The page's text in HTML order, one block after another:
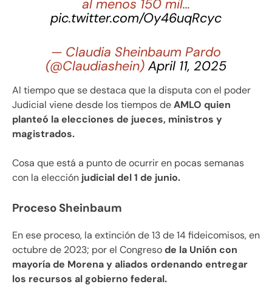
al menos 150 mil…
pic.twitter.com/Oy46uqRcyc
— Claudia Sheinbaum Pardo
(@Claudiashein) April 11, 2025
Al tiempo que se destaca que la disputa con el poder
Judicial viene desde los tiempos deAMLO quien
planteó la elecciones de jueces, ministros y
magistrados.
Cosa que está a punto de ocurrir en pocas semanas
con la elección judicial del 1 de junio.
Proceso Sheinbaum
En ese proceso, la extinción de 13 de 14 fideicomisos, en
octubre de 2023; por el Congresode la Unión con
mayoría de Morena y aliados ordenando entregar
los recursos al gobierno federal.